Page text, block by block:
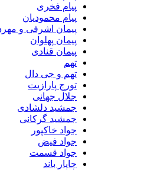
پیام فخری
پیام محمودیان
پیمان اشرفی و مهرداد قیمنی
پیمان پهلوان
پیمان قنادی
تهم و جی دال
تورج پارازیت
جلال جهانی
جمشید دلشادی
جمشید گرکانی
جواد خاکپور
جواد فیض
جواد قسمت
چاپار باند